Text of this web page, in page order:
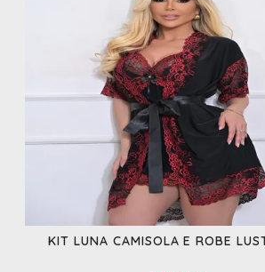
KIT LUNA CAMISOLA E ROBE